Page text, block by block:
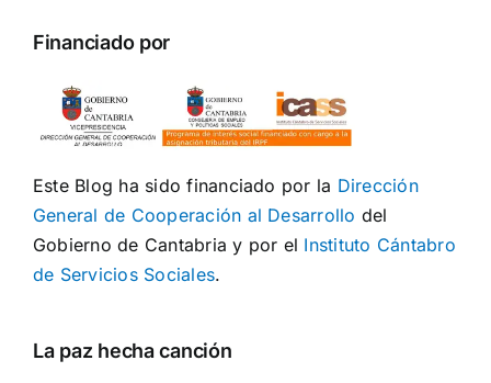
Financiado por
Este Blog ha sido financiado por la Dirección
General de Cooperación al Desarrollo del
Gobierno de Cantabria y por el Instituto Cántabro
de Servicios Sociales.
La paz hecha canción